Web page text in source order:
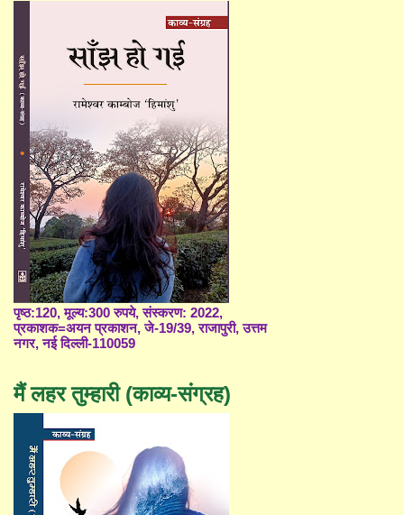
पृष्ठ:120, मूल्य:300 रुपये, संस्करण: 2022,
प्रकाशक=अयन प्रकाशन, जे-19/39, राजापुरी, उत्तम
नगर, नई दिल्ली-110059
मैं लहर तुम्हारी (काव्य-संग्रह)